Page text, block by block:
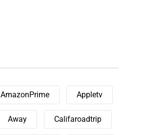
AmazonPrime Appletv
Away Califaroadtrip